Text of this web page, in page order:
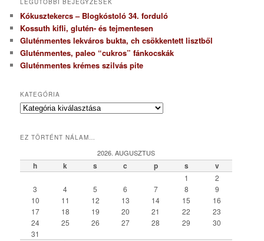
Kókusztekercs – Blogkóstoló 34. forduló
Kossuth kifli, glutén- és tejmentesen
Gluténmentes lekváros bukta, ch csökkentett lisztből
Gluténmentes, paleo “cukros” fánkocskák
Gluténmentes krémes szilvás pite
KATEGÓRIA
K
e
ó
r
EZ TÖRTÉNT NÁLAM…
2026. AUGUSZTUS
h k s c p s v
1
2
3
4 5 6 7 8
9
10
11 12 13 14 15
16
17
18 19 20 21 22
23
24
25 26 27 28 29
30
31